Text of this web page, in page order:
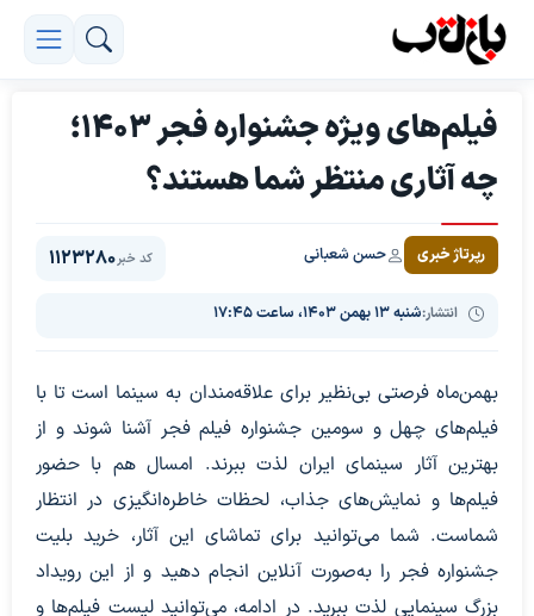
فیلم‌های ویژه جشنواره فجر 1403؛
چه آثاری منتظر شما هستند؟
رپرتاژ خبری حسن شعبانی
انتشار:شنبه ۱۳ بهمن ۱۴۰۳، ساعت ۱۷:۴۵
کد خبر1123280
بهمن‌ماه فرصتی بی‌نظیر برای علاقه‌مندان به سینما است تا با
فیلم‌های چهل و سومین جشنواره فیلم فجر آشنا شوند و از
بهترین آثار سینمای ایران لذت ببرند. امسال هم با حضور
فیلم‌ها و نمایش‌های جذاب، لحظات خاطره‌انگیزی در انتظار
شماست. شما می‌توانید برای تماشای این آثار، خرید بلیت
جشنواره فجر را به‌صورت آنلاین انجام دهید و از این رویداد
بزرگ سینمایی لذت ببرید. در ادامه، می‌توانید لیست فیلم‌ها و